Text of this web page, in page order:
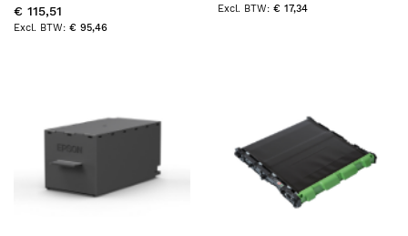
accessoire
Overdrachtsriemeenheid 1
€ 115,51
€ 95,46
€ 17,34